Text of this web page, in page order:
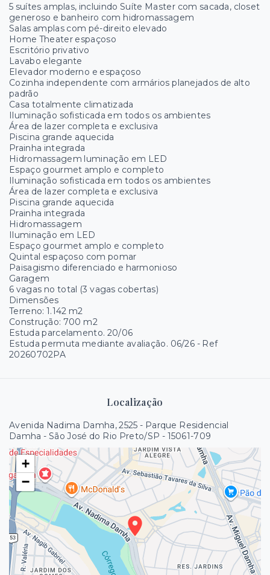
5 suítes amplas, incluindo Suíte Master com sacada, closet
generoso e banheiro com hidromassagem
Salas amplas com pé-direito elevado
Home Theater espaçoso
Escritório privativo
Lavabo elegante
Elevador moderno e espaçoso
Cozinha independente com armários planejados de alto
padrão
Casa totalmente climatizada
Iluminação sofisticada em todos os ambientes
Área de lazer completa e exclusiva
Piscina grande aquecida
Prainha integrada
Hidromassagem luminação em LED
Espaço gourmet amplo e completo
Iluminação sofisticada em todos os ambientes
Área de lazer completa e exclusiva
Piscina grande aquecida
Prainha integrada
Hidromassagem
Iluminação em LED
Espaço gourmet amplo e completo
Quintal espaçoso com pomar
Paisagismo diferenciado e harmonioso
Garagem
6 vagas no total (3 vagas cobertas)
Dimensões
Terreno: 1.142 m2
Construção: 700 m2
Estuda parcelamento. 20/06
Estuda permuta mediante avaliação. 06/26 - Ref
20260702PA
Localização
Avenida Nadima Damha, 2525 - Parque Residencial
Damha - São José do Rio Preto/SP - 15061-709
+
−